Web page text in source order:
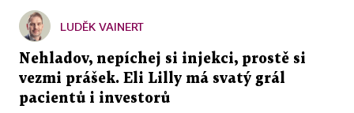
LUDĚK VAINERT
Nehladov, nepíchej si injekci, prostě si
vezmi prášek. Eli Lilly má svatý grál
pacientů i investorů